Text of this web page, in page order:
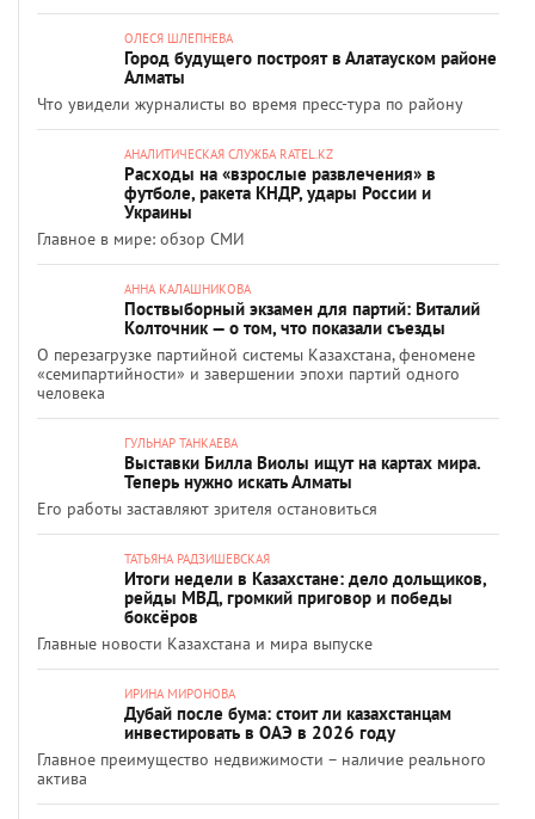
ОЛЕСЯ ШЛЕПНЕВА
Город будущего построят в Алатауском районе
Алматы
Что увидели журналисты во время пресс-тура по району
АНАЛИТИЧЕСКАЯ СЛУЖБА RATEL.KZ
Расходы на «взрослые развлечения» в
футболе, ракета КНДР, удары России и
Украины
Главное в мире: обзор СМИ
АННА КАЛАШНИКОВА
Поствыборный экзамен для партий: Виталий
Колточник — о том, что показали съезды
О перезагрузке партийной системы Казахстана, феномене
«семипартийности» и завершении эпохи партий одного
человека
ГУЛЬНАР ТАНКАЕВА
Выставки Билла Виолы ищут на картах мира.
Теперь нужно искать Алматы
Его работы заставляют зрителя остановиться
ТАТЬЯНА РАДЗИШЕВСКАЯ
Итоги недели в Казахстане: дело дольщиков,
рейды МВД, громкий приговор и победы
боксёров
Главные новости Казахстана и мира выпуске
ИРИНА МИРОНОВА
Дубай после бума: стоит ли казахстанцам
инвестировать в ОАЭ в 2026 году
Главное преимущество недвижимости – наличие реального
актива